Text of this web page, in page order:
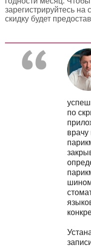
зарегистрируйтесь на
скидку будет
по
врачу